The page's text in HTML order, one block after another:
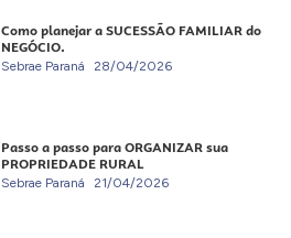
Como planejar a SUCESSÃO FAMILIAR do
NEGÓCIO.
Sebrae Paraná 28/04/2026
Passo a passo para ORGANIZAR sua
PROPRIEDADE RURAL
Sebrae Paraná 21/04/2026